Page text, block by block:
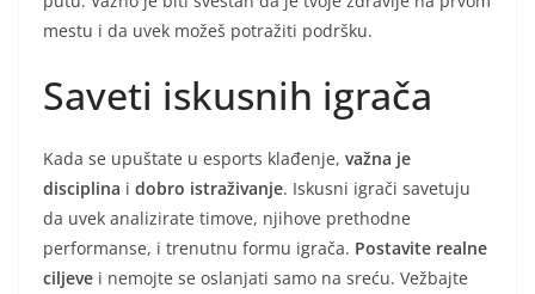
mestu i da uvek možeš potražiti podršku.
Saveti iskusnih igrača
Kada se upuštate u esports klađenje, važna je
disciplina i dobro istraživanje. Iskusni igrači savetuju
da uvek analizirate timove, njihove prethodne
performanse, i trenutnu formu igrača. Postavite realne
ciljeve i nemojte se oslanjati samo na sreću. Vežbajte